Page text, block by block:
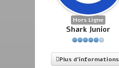
Hors Ligne
Shark Junior
Plus d'informations